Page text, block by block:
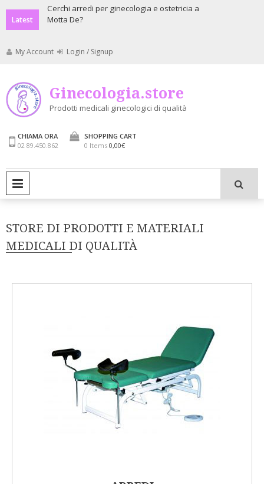
Skip
Latest
recapitare
Cerchi arredi per ginecologia e ostetricia a
Motta De?
My Account Login / Signup
Ginecologia.store
Prodotti medicali ginecologici di qualità
CHIAMA ORA
02 89.450.862
SHOPPING CART
0 Items 0,00€
STORE DI PRODOTTI E MATERIALI
MEDICALI DI QUALITÀ